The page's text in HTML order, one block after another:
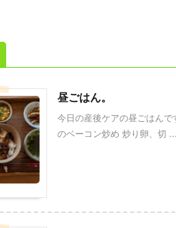
昼ごはん。
今日の産後ケアの昼ごはん
のベーコン炒め 炒り卵、切 ...